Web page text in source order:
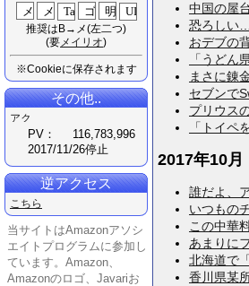
中国の屋
恐ろしい
おデブの
「うどん
まさに錬
セブンで
プリウス
「トイ
2017年10月
誰だよ、
いつもの
この中華
あまりに
北海道で
香川県某
推奨はB→メ(左二つ)
(要メイリオ)
※Cookieに保存されます
その他..
PV：
116,783,996
2017/11/26停止
逆アクセス
こちら
当サイトはAmazonアソシ
エイトプログラムに参加し
ています。Amazon、
Amazonのロゴ、Javariお